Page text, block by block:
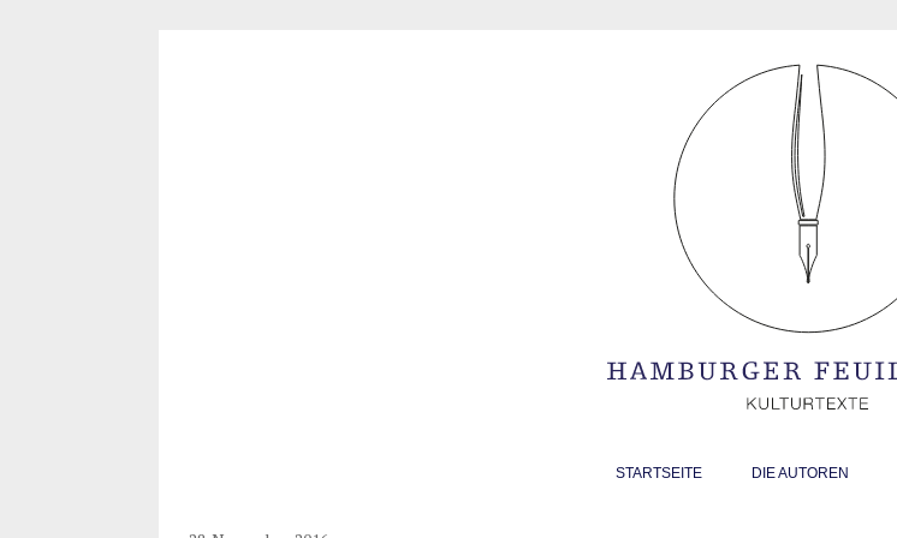
STARTSEITE DIE AUTOREN